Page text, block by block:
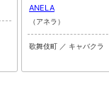
ANELA
（アネラ）
歌舞伎町 ／ キャバクラ